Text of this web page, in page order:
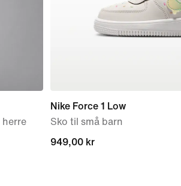
herre
Nike Force 1 Low
Sko til små barn
949,00 kr
949,00 kr